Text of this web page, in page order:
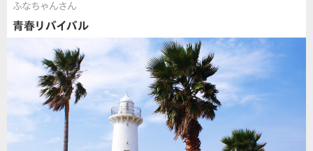
ふなちゃんさん
青春リバイバル